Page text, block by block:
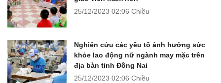
25/12/2023 02:06 Chiều
Nghiên cứu các yếu tố ảnh hưởng sức
khỏe lao động nữ ngành may mặc trên
địa bàn tỉnh Đồng Nai
25/12/2023 02:06 Chiều